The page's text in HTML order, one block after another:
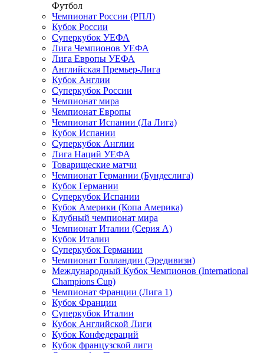
Футбол
Чемпионат России (РПЛ)
Кубок России
Суперкубок УЕФА
Лига Чемпионов УЕФА
Лига Европы УЕФА
Английская Премьер-Лига
Кубок Англии
Суперкубок России
Чемпионат мира
Чемпионат Европы
Чемпионат Испании (Ла Лига)
Кубок Испании
Суперкубок Англии
Лига Наций УЕФА
Товарищеские матчи
Чемпионат Германии (Бундеслига)
Кубок Германии
Суперкубок Испании
Кубок Америки (Копа Америка)
Клубный чемпионат мира
Чемпионат Италии (Серия А)
Кубок Италии
Суперкубок Германии
Чемпионат Голландии (Эредивизи)
Международный Кубок Чемпионов (International
Champions Cup)
Чемпионат Франции (Лига 1)
Кубок Франции
Суперкубок Италии
Кубок Английской Лиги
Кубок Конфедераций
Кубок французской лиги